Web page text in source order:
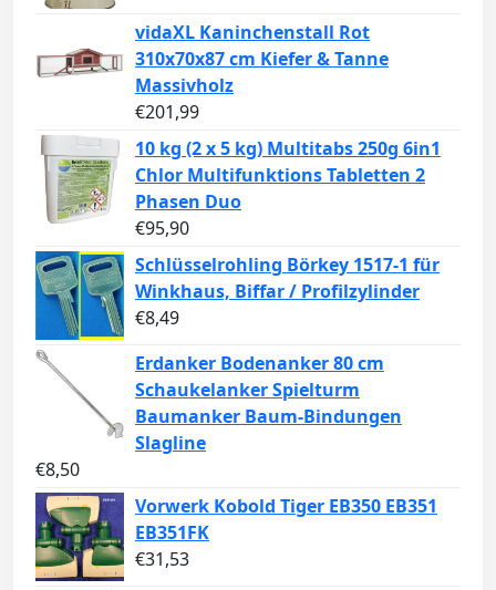
vidaXL Kaninchenstall Rot
310x70x87 cm Kiefer & Tanne
Massivholz
€201,99
10 kg (2 x 5 kg) Multitabs 250g 6in1
Chlor Multifunktions Tabletten 2
Phasen Duo
€95,90
Schlüsselrohling Börkey 1517-1 für
Winkhaus, Biffar / Profilzylinder
€8,49
Erdanker Bodenanker 80 cm
Schaukelanker Spielturm
Baumanker Baum-Bindungen
Slagline
€8,50
Vorwerk Kobold Tiger EB350 EB351
EB351FK
€31,53